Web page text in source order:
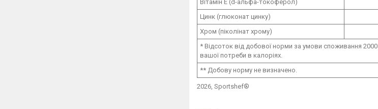
Вітамін Е (d-альфа-токоферол)
Цинк (глюконат цинку)
Хром (піколінат хрому)
* Відсоток від добової норми за умови споживання
вашої потреби в калоріях.
** Добову норму не визначено.
2026, Sportshef®